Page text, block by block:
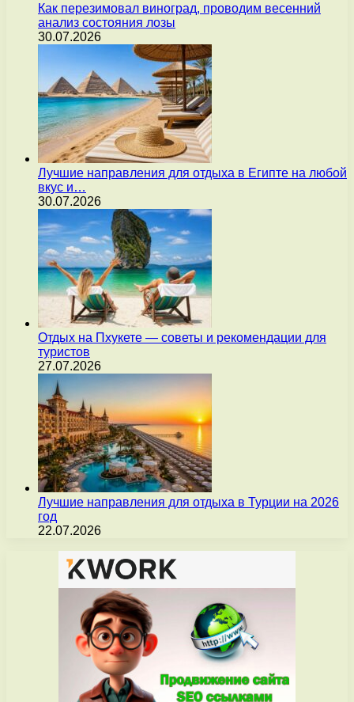
Как перезимовал виноград, проводим весенний
анализ состояния лозы
30.07.2026
Лучшие направления для отдыха в Египте на любой
вкус и…
30.07.2026
Отдых на Пхукете — советы и рекомендации для
туристов
27.07.2026
Лучшие направления для отдыха в Турции на 2026
год
22.07.2026